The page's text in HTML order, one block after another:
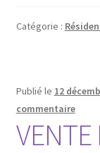
Catégorie :
Publié le 12
commentaire
VENTE